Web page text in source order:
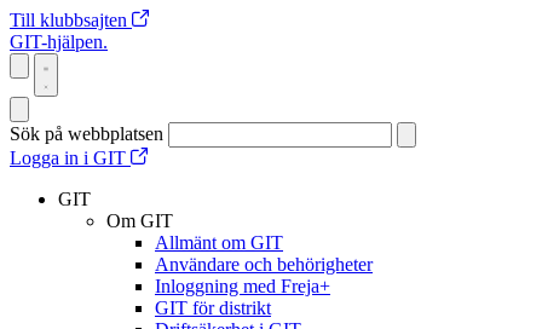
Till klubbsajten
GIT-hjälpen.
Sök på webbplatsen
Logga in i GIT
GIT
Om GIT
Allmänt om GIT
Användare och behörigheter
Inloggning med Freja+
GIT för distrikt